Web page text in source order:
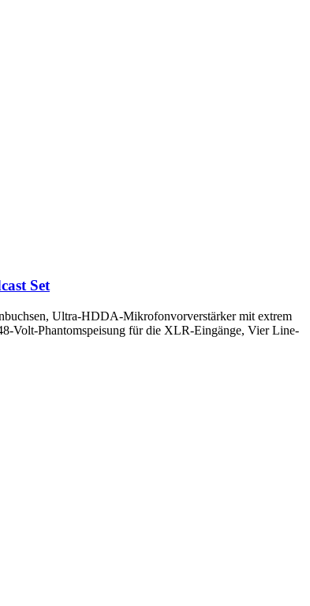
Set
Ultra-HDDA-Mikrofonvorverstärker mit extrem
Volt-Phantomspeisung für die XLR-Eingänge, Vier Line-